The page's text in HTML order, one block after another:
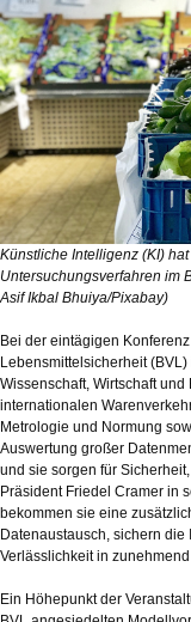
Künstliche Intelligenz (KI)
Untersuchungsverfahren im
Asif Ikbal Bhuiya/Pixabay)
Bei der eintägigen
Lebensmittelsicherheit
Wissenschaft, Wirtschaft
internationalen
Metrologie und Normung
Auswertung großer
und sie sorgen für
Präsident Friedel Cramer in
bekommen sie eine
Datenaustausch, sichern
Verlässlichkeit in
Ein Höhepunkt der